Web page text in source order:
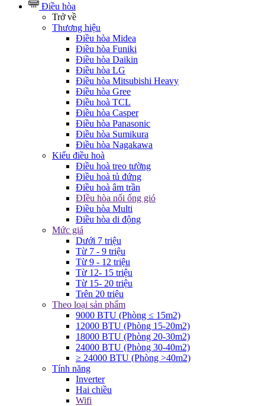
Điều hòa
Trở về
Thương hiệu
Điều hòa Midea
Điều hòa Funiki
Điều hòa Daikin
Điều hòa LG
Điều hòa Mitsubishi Heavy
Điều hòa Gree
Điều hoà TCL
Điều hòa Casper
Điều hòa Panasonic
Điều hòa Sumikura
Điều hòa Nagakawa
Kiểu điều hoà
Điều hoà treo tường
Điều hoà tủ đứng
Điều hoà âm trần
ĐIều hòa nối ống gió
Điều hòa Multi
Điều hòa di động
Mức giá
Dưới 7 triệu
Từ 7 - 9 triệu
Từ 9 - 12 triệu
Từ 12- 15 triệu
Từ 15- 20 triệu
Trên 20 triệu
Theo loại sản phẩm
9000 BTU (Phòng ≤ 15m2)
12000 BTU (Phòng 15-20m2)
18000 BTU (Phòng 20-30m2)
24000 BTU (Phòng 30-40m2)
≥ 24000 BTU (Phòng >40m2)
Tính năng
Inverter
Hai chiều
Wifi